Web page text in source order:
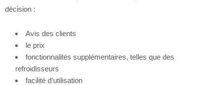
décision :
Avis des clients
le prix
fonctionnalités supplémentaires, telles que des
refroidisseurs
facilité d’utilisation